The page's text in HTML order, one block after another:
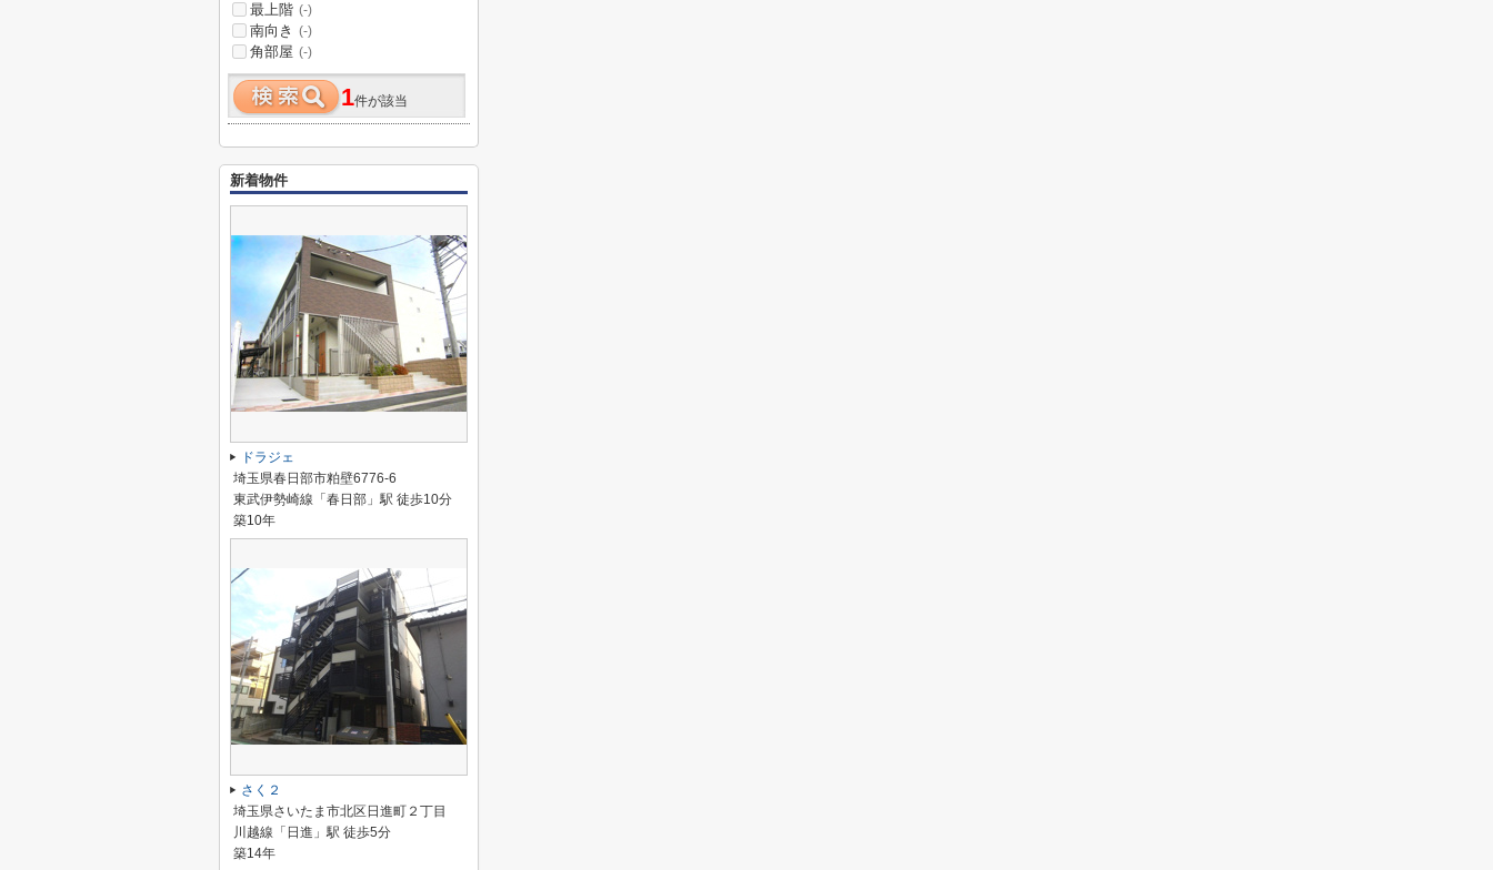
最上階 (-)
南向き (-)
角部屋 (-)
1件が該当
新着物件
ドラジェ
埼玉県春日部市粕壁6776-6
東武伊勢崎線「春日部」駅 徒歩10分
築10年
さく２
埼玉県さいたま市北区日進町２丁目
川越線「日進」駅 徒歩5分
築14年